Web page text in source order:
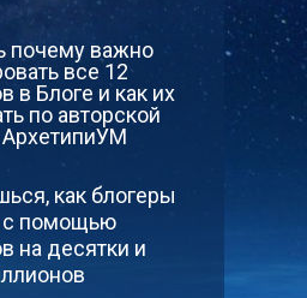
почему важно
все 12
в Блоге и как их
по авторской
как блогеры
с помощью
на десятки и